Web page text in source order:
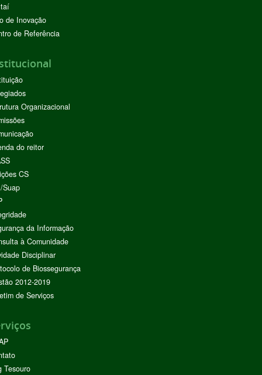
de Inovação
de Referência
Organizacional
do reitor
CS
Suap
da Informação
à Comunidade
Disciplinar
de Biossegurança
2012-2019
de Serviços
Tesouro